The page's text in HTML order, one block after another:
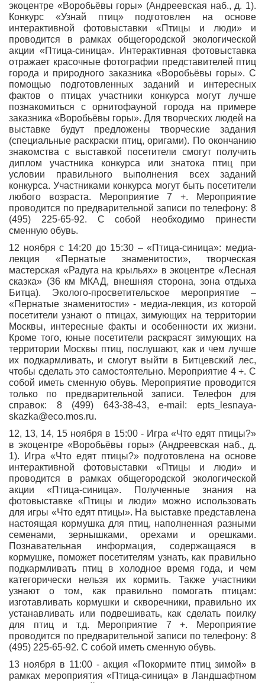
экоцентре «Воробьёвы горы» (Андреевская наб., д. 1).
Конкурс «Узнай птиц» подготовлен на основе
интерактивной фотовыставки «Птицы и люди» и
проводится в рамках общегородской экологической
акции «Птица-синица». Интерактивная фотовыставка
отражает красочные фотографии представителей птиц
города и природного заказника «Воробьёвы горы». С
помощью подготовленных заданий и интересных
фактов о птицах участники конкурса могут лучше
познакомиться с орнитофауной города на примере
заказника «Воробьёвы горы». Для творческих людей на
выставке будут предложены творческие задания
(специальные раскраски птиц, оригами). По окончанию
знакомства с выставкой посетители смогут получить
диплом участника конкурса или знатока птиц при
условии правильного выполнения всех заданий
конкурса. Участниками конкурса могут быть посетители
любого возраста. Мероприятие 7 +. Мероприятие
проводится по предварительной записи по телефону: 8
(495) 225-65-92. С собой необходимо принести
сменную обувь.
12 ноября с 14:20 до 15:30 – «Птица-синица»: медиа-
лекция «Пернатые знаменитости», творческая
мастерская «Радуга на крыльях» в экоцентре «Лесная
сказка» (36 км МКАД, внешняя сторона, зона отдыха
Битца). Эколого-просветительское мероприятие –
«Пернатые знаменитости» - медиа-лекция, из которой
посетители узнают о птицах, зимующих на территории
Москвы, интересные факты и особенности их жизни.
Кроме того, юные посетители раскрасят зимующих на
территории Москвы птиц, послушают, как и чем лучше
их подкармливать, и смогут выйти в Битцевский лес,
чтобы сделать это самостоятельно. Мероприятие 4 +. С
собой иметь сменную обувь. Мероприятие проводится
только по предварительной записи. Телефон для
справок: 8 (499) 643-38-43, e-mail: epts_lesnaya-
skazka@eco.mos.ru.
12, 13, 14, 15 ноября в 15:00 - Игра «Что едят птицы?»
в экоцентре «Воробьёвы горы» (Андреевская наб., д.
1). Игра «Что едят птицы?» подготовлена на основе
интерактивной фотовыставки «Птицы и люди» и
проводится в рамках общегородской экологической
акции «Птица-синица». Полученные знания на
фотовыставке «Птицы и люди» можно использовать
для игры «Что едят птицы». На выставке представлена
настоящая кормушка для птиц, наполненная разными
семенами, зернышками, орехами и орешками.
Познавательная информация, содержащаяся в
кормушке, поможет посетителям узнать, как правильно
подкармливать птиц в холодное время года, и чем
категорически нельзя их кормить. Также участники
узнают о том, как правильно помогать птицам:
изготавливать кормушки и скворечники, правильно их
устанавливать или подвешивать, как сделать поилку
для птиц и т.д. Мероприятие 7 +. Мероприятие
проводится по предварительной записи по телефону: 8
(495) 225-65-92. С собой иметь сменную обувь.
13 ноября в 11:00 - акция «Покормите птиц зимой» в
рамках мероприятия «Птица-синица» в Ландшафтном